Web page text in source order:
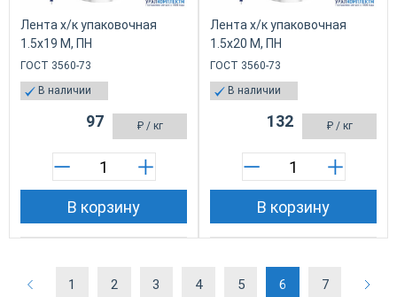
Лента х/к упаковочная
1.5х19 М, ПН
ГОСТ 3560-73
В наличии
₽ / кг
97
В корзину
Лента х/к упаковочная
1.5х20 М, ПН
ГОСТ 3560-73
В наличии
₽ / кг
132
В корзину
1 2 3 4 5 6 7